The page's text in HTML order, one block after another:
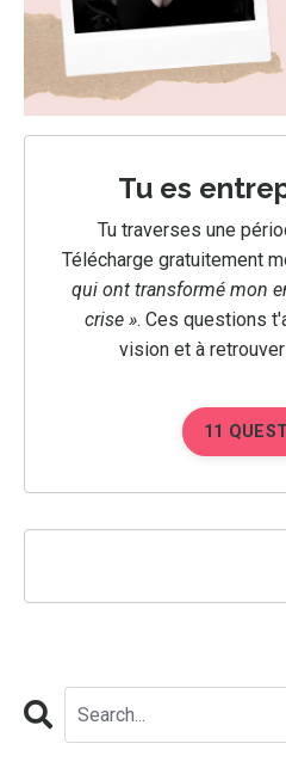
Tu es
Tu traverses une
Télécharge gratuitement
qui ont transformé mon
crise ». Ces questions
vision et à
11